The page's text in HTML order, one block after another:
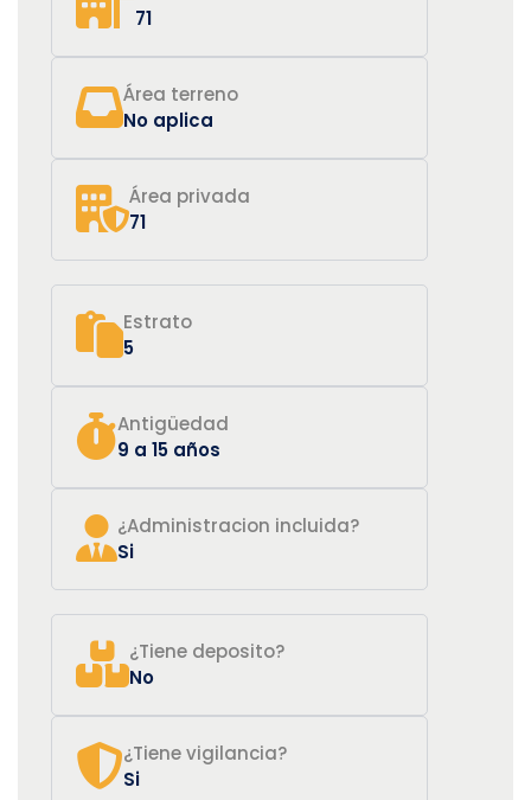
71
Área terreno
No aplica
Área privada
71
Estrato
5
Antigüedad
9 a 15 años
¿Administracion incluida?
Si
¿Tiene deposito?
No
¿Tiene vigilancia?
Si